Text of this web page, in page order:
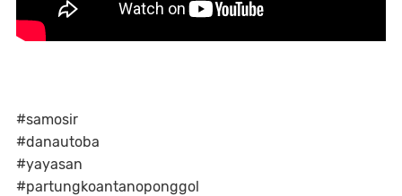
#samosir
#danautoba
#yayasan
#partungkoantanoponggol